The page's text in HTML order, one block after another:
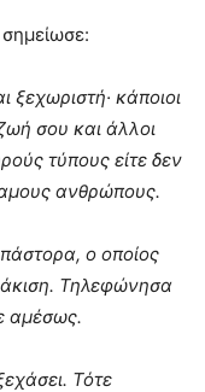
ξεχωριστή· κάποιοι
σου και άλλοι
τύπους είτε δεν
ανθρώπους.
ο οποίος
Τηλεφώνησα
αμέσως.
Τότε